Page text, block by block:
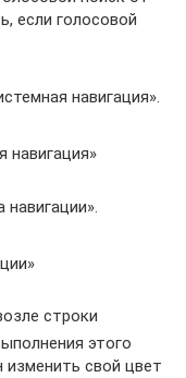
если голосовой
навигация».
навигация»
строки
этого
свой цвет